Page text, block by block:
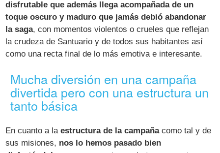
disfrutable que además llega acompañada de un
toque oscuro y maduro que jamás debió abandonar
la saga, con momentos violentos o crueles que reflejan
la crudeza de Santuario y de todos sus habitantes así
como una recta final de lo más emotiva e interesante.
Mucha diversión en una campaña
divertida pero con una estructura un
tanto básica
En cuanto a laestructura de la campañacomo tal y de
sus misiones, nos lo hemos pasado bien